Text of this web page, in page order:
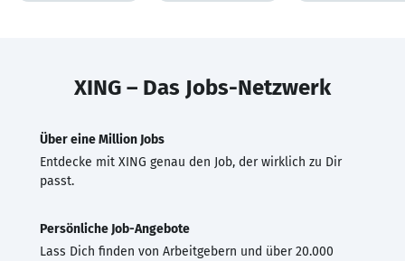
XING – Das Jobs-Netzwerk
Über eine Million Jobs
Entdecke mit XING genau den Job, der wirklich zu Dir
passt.
Persönliche Job-Angebote
Lass Dich finden von Arbeitgebern und über 20.000